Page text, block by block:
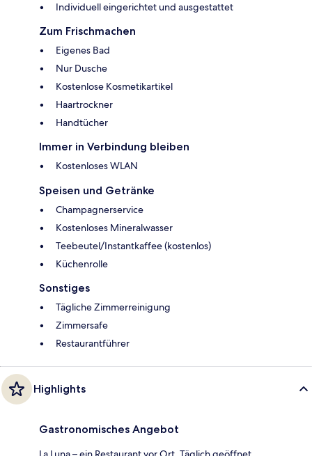
Individuell eingerichtet und ausgestattet
Zum Frischmachen
Eigenes Bad
Nur Dusche
Kostenlose Kosmetikartikel
Haartrockner
Handtücher
Immer in Verbindung bleiben
Kostenloses WLAN
Speisen und Getränke
Champagnerservice
Kostenloses Mineralwasser
Teebeutel/Instantkaffee (kostenlos)
Küchenrolle
Sonstiges
Tägliche Zimmerreinigung
Zimmersafe
Restaurantführer
Highlights
Gastronomisches Angebot